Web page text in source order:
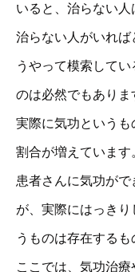
いると、治らない人
治らない人がいれ
うやって模索して
のは必然でもありま
実際に気功という
割合が増えています
患者さんに気功が
が、実際にはっき
うものは存在するも
ここでは、気功治